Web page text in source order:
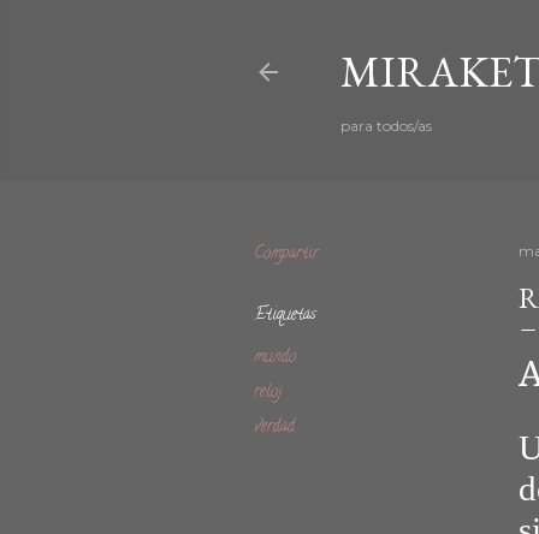
para todos/as
Compartir
Etiquetas
mundo
reloj
verdad